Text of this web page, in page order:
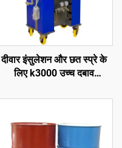
दीवार इंसुलेशन और छत स्प्रे के
लिए k3000 उच्च दबाव